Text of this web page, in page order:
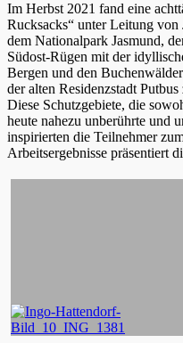
Im Herbst 2021 fand eine
Rucksacks“ unter Leitung von
dem Nationalpark Jasmund,
Südost-Rügen mit der
Bergen und den
der alten Residenzstadt
Diese Schutzgebiete, die
heute nahezu unberührte und
inspirierten die Teilnehmer
Arbeitsergebnisse präsentiert